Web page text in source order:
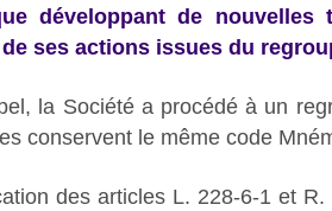
développant de nouvelles
ses actions issues du
la Société a procédé à un
conservent le même code
des articles L. 228-6-1 et